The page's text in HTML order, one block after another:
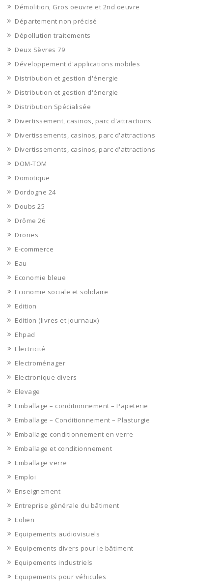
Démolition, Gros oeuvre et 2nd oeuvre
Département non précisé
Dépollution traitements
Deux Sèvres 79
Développement d'applications mobiles
Distribution et gestion d'énergie
Distribution et gestion d'énergie
Distribution Spécialisée
Divertissement, casinos, parc d'attractions
Divertissements, casinos, parc d'attractions
Divertissements, casinos, parc d'attractions
DOM-TOM
Domotique
Dordogne 24
Doubs 25
Drôme 26
Drones
E-commerce
Eau
Economie bleue
Economie sociale et solidaire
Edition
Edition (livres et journaux)
Ehpad
Electricité
Electroménager
Electronique divers
Elevage
Emballage – conditionnement – Papeterie
Emballage – Conditionnement – Plasturgie
Emballage conditionnement en verre
Emballage et conditionnement
Emballage verre
Emploi
Enseignement
Entreprise générale du bâtiment
Eolien
Equipements audiovisuels
Equipements divers pour le bâtiment
Equipements industriels
Equipements pour véhicules